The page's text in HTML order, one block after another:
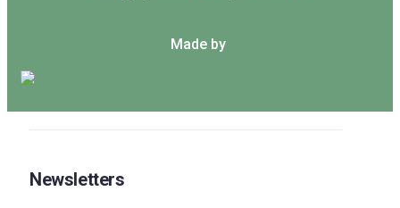
Made by
Newsletters